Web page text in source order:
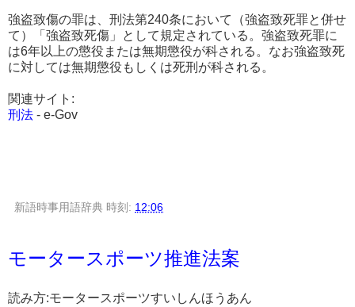
強盗致傷の罪は、刑法第240条において（強盗致死罪と併せ
て）「強盗致死傷」として規定されている。強盗致死罪に
は6年以上の懲役または無期懲役が科される。なお強盗致死
に対しては無期懲役もしくは死刑が科される。
関連サイト:
刑法 - e-Gov
新語時事用語辞典 時刻: 12:06
モータースポーツ推進法案
読み方:モータースポーツすいしんほうあん